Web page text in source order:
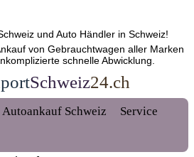
und Auto Händler in Schweiz!
von Gebrauchtwagen aller Marken
schnelle Abwicklung.